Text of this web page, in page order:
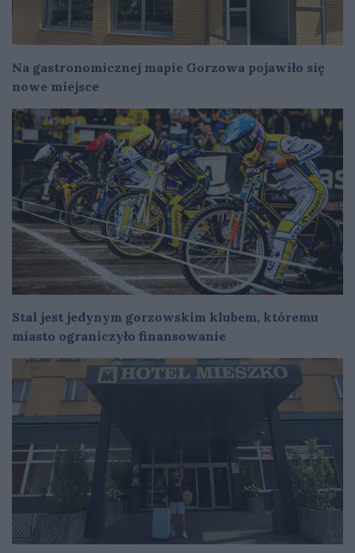
Na gastronomicznej mapie Gorzowa pojawiło się
nowe miejsce
Stal jest jedynym gorzowskim klubem, któremu
miasto ograniczyło finansowanie